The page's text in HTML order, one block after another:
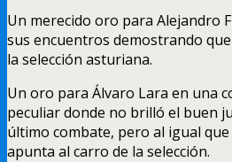
Un merecido oro para Alejandro
sus encuentros demostrando
la selección asturiana.
Un oro para Álvaro Lara en una
peculiar donde no brilló el buen
último combate, pero al igual
apunta al carro de la selección.